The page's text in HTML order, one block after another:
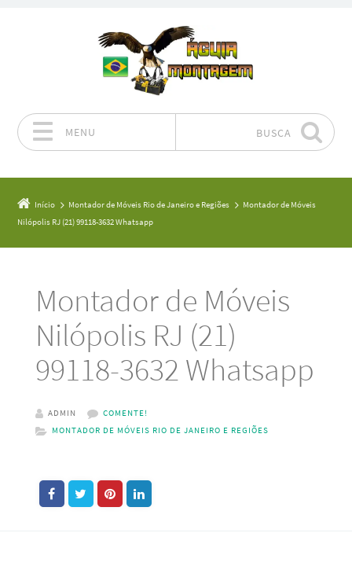
MENU BUSCA
Início Montador de Móveis Rio de Janeiro e Regiões
Montador de Móveis
Nilópolis RJ (21) 99118-3632 Whatsapp
Montador de Móveis
Nilópolis RJ (21)
99118-3632 Whatsapp
ADMIN
COMENTE!
MONTADOR DE MÓVEIS RIO DE JANEIRO E REGIÕES